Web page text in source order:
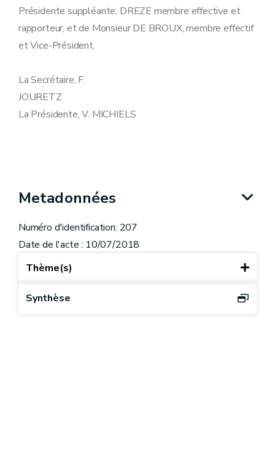
Présidente suppléante, DREZE membre effective et
rapporteur, et de Monsieur DE BROUX, membre effectif
et Vice-Président.
La Secrétaire, F.
JOURETZ
La Présidente, V. MICHIELS
Metadonnées
Numéro d'identification: 207
Date de l'acte : 10/07/2018
Thème(s)
Synthèse